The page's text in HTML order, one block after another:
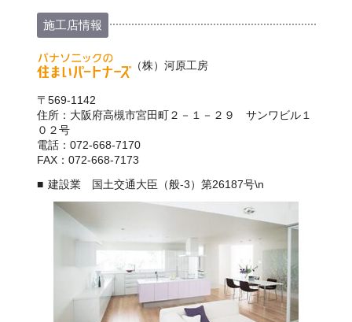
施工店情報
（株）河原工房
〒569-1142
住所：大阪府高槻市宮田町２－１－２９ サンワビル１
０２号
電話：072-668-7170
FAX：072-668-7173
建設業 国土交通大臣（般-3）第26187号\n